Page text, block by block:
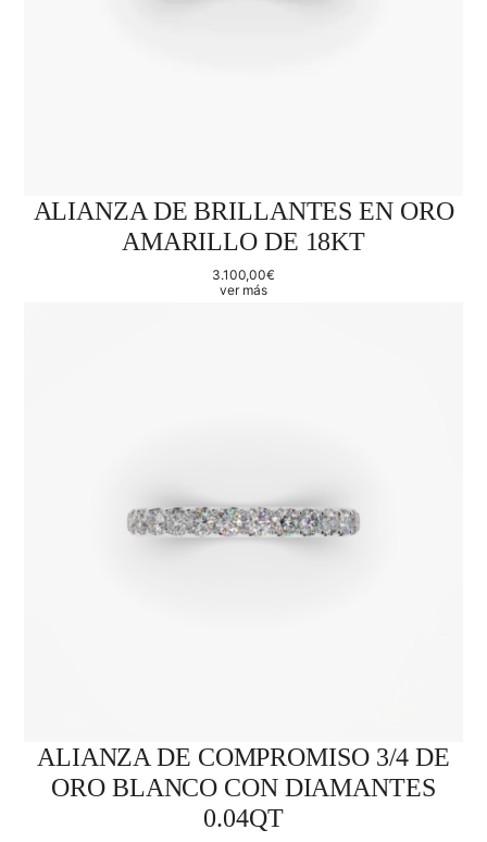
ALIANZA DE BRILLANTES EN ORO
AMARILLO DE 18KT
3.100,00€
ver más
ALIANZA DE COMPROMISO 3/4 DE
ORO BLANCO CON DIAMANTES
0.04QT